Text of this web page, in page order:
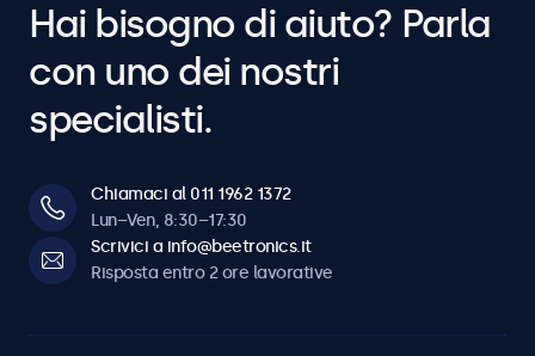
Hai bisogno di aiuto? Parla
con uno dei nostri
specialisti.
Chiamaci al 011 1962 1372
Lun–Ven, 8:30–17:30
Scrivici a info@beetronics.it
Risposta entro 2 ore lavorative